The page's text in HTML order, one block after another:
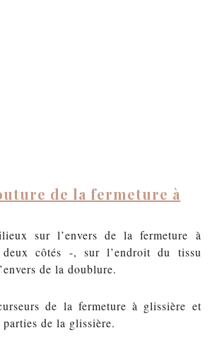
de la fermeture à
sur l’envers de la fermeture à
côtés -, sur l’endroit du tissu
de la doublure.
de la fermeture à glissière et
parties de la glissière.